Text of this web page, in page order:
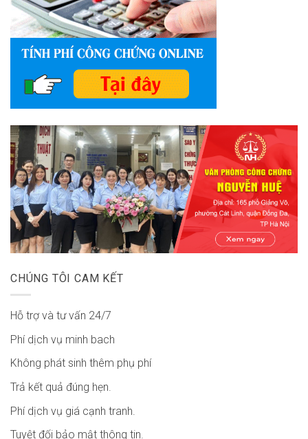
CHÚNG TÔI CAM KẾT
Hỗ trợ và tư vấn 24/7
Phí dịch vụ minh bach
Không phát sinh thêm phụ phí
Trả kết quả đúng hẹn.
Phí dịch vụ giá cạnh tranh.
Tuyệt đối bảo mật thông tin.